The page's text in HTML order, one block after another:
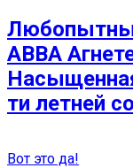
АВВА
ти летней
Вот это да!